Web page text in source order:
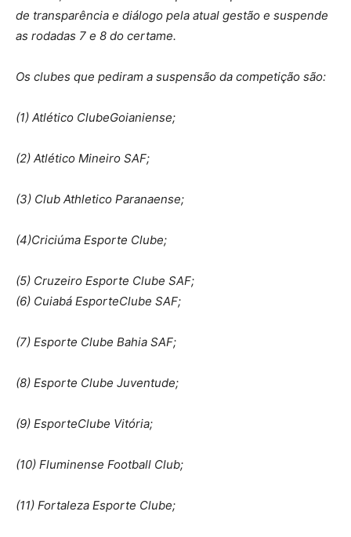
de transparência e diálogo pela atual gestão e suspende
as rodadas 7 e 8 do certame.
Os clubes que pediram a suspensão da competição são:
(1) Atlético ClubeGoianiense;
(2) Atlético Mineiro SAF;
(3) Club Athletico Paranaense;
(4)Criciúma Esporte Clube;
(5) Cruzeiro Esporte Clube SAF;
(6) Cuiabá EsporteClube SAF;
(7) Esporte Clube Bahia SAF;
(8) Esporte Clube Juventude;
(9) EsporteClube Vitória;
(10) Fluminense Football Club;
(11) Fortaleza Esporte Clube;